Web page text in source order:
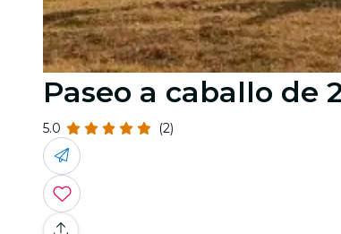
Paseo a caballo de
5.0 (2)